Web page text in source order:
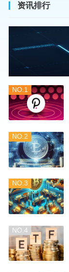
资讯排行
NO.1
NO.2
NO.3
NO.4